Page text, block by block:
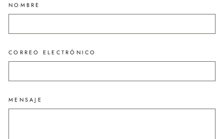
NOMBRE
CORREO ELECTRÓNICO
MENSAJE